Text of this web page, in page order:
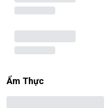
Ẩm Thực